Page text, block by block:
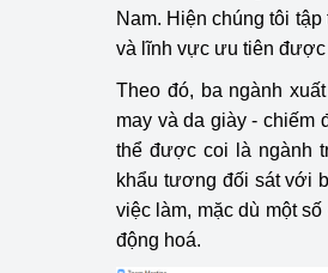
Nam. Hiện chúng tôi
và lĩnh vực ưu tiên được
Theo đó, ba ngành
may và da giày - chiếm
thể được coi là ngành
khẩu tương đối sát với
việc làm, mặc dù một
động hoá.